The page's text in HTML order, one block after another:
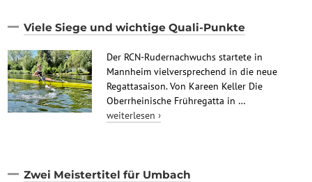
Viele Siege und wichtige Quali-Punkte
Der RCN-Rudernachwuchs startete in
Mannheim vielversprechend in die neue
Regattasaison. Von Kareen Keller Die
Oberrheinische Frühregatta in …
weiterlesen ›
Zwei Meistertitel für Umbach